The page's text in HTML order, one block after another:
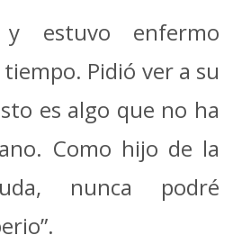
estuvo enfermo
Pidió ver a su
es algo que no ha
Como hijo de la
nunca podré